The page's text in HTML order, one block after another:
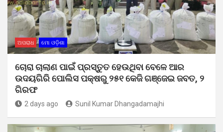
ଅପରାଧ ମୋ ଓଡ଼ିଶା
ଚୋରା ଚାଲାଣ ପାଇଁ ପ୍ରସ୍ତୁତ ହେଉଥିବା ବେଳେ ଆର
ଉଦୟଗିରି ପୋଲିସ ପକ୍ଷରୁ ୨୫୧ କେଜି ଗଞ୍ଜେଇ ଜବତ, ୨
ଗିରଫ
2 days ago Sunil Kumar Dhangadamajhi